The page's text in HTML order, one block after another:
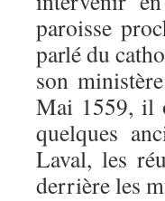
paroisse
parlé du
son
Mai 1559, il
quelques
Laval, les
derrière les